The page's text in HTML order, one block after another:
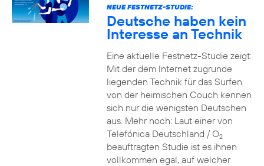
NEUE FESTNETZ-STUDIE:
Deutsche haben kein
Interesse an Technik
Eine aktuelle Festnetz-Studie zeigt:
Mit der dem Internet zugrunde
liegenden Technik für das Surfen
von der heimischen Couch kennen
sich nur die wenigsten Deutschen
aus. Mehr noch: Laut einer von
Telefónica Deutschland / O2
beauftragten Studie ist es ihnen
vollkommen egal, auf welcher